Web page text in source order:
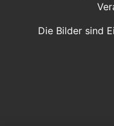
Die Bilder sind